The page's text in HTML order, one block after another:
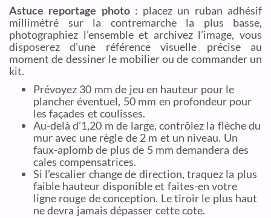
Astuce reportage photo: placez un ruban adhésif
millimétré sur la contremarche la plus basse,
photographiez l’ensemble et archivez l’image, vous
disposerez d’une référence visuelle précise au
moment de dessiner le mobilier ou de commander un
kit.
Prévoyez 30 mm de jeu en hauteur pour le
plancher éventuel, 50 mm en profondeur pour
les façades et coulisses.
Au-delà d’1,20 m de large, contrôlez la flèche du
mur avec une règle de 2 m et un niveau. Un
faux-aplomb de plus de 5 mm demandera des
cales compensatrices.
Si l’escalier change de direction, traquez la plus
faible hauteur disponible et faites-en votre
ligne rouge de conception. Le tiroir le plus haut
ne devra jamais dépasser cette cote.